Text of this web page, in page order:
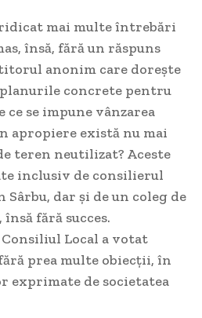
mai multe întrebări
însă, fără un răspuns
anonim care dorește
concrete pentru
ce se impune vânzarea
apropiere există nu mai
teren neutilizat? Aceste
inclusiv de consilierul
dar și de un coleg de
fără succes.
Local a votat
prea multe obiecții, în
exprimate de societatea